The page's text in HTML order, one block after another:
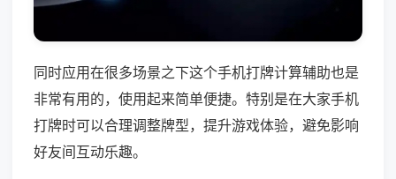
同时应用在很多场景之下这个手机打牌计算辅助也是
非常有用的，使用起来简单便捷。特别是在大家手机
打牌时可以合理调整牌型，提升游戏体验，避免影响
好友间互动乐趣。